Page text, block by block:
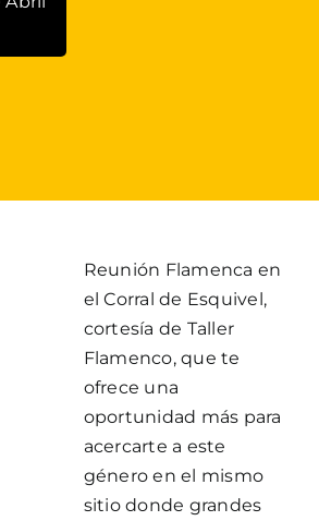
Reunión Flamenca en
el Corral de Esquivel,
cortesía de Taller
Flamenco, que te
ofrece una
oportunidad más para
acercarte a este
género en el mismo
sitio donde grandes